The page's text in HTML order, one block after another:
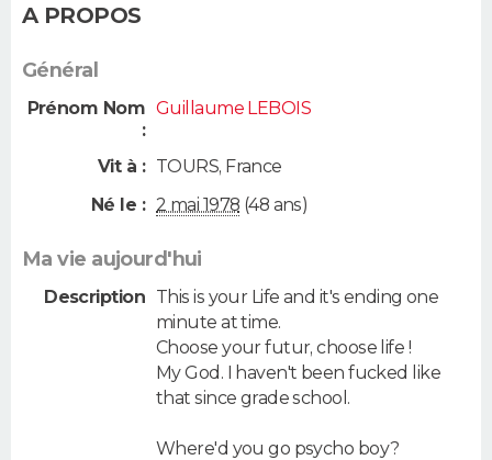
A PROPOS
Général
Prénom Nom
:
Guillaume LEBOIS
Vit à : TOURS, France
Né le : 2 mai 1978 (48 ans)
Ma vie aujourd'hui
Description This is your Life and it's ending one
minute at time.
Choose your futur, choose life !
My God. I haven't been fucked like
that since grade school.
Where'd you go psycho boy?